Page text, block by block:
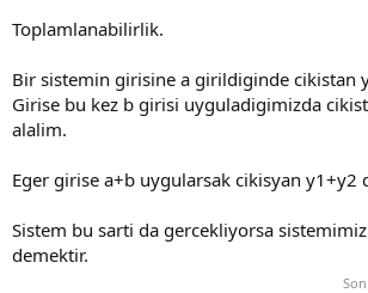
Toplamlanabilirlik.
Bir sistemin girisine a girildiginde cikistan
Girise bu kez b girisi uyguladigimizda
alalim.
Eger girise a+b uygularsak cikisyan y1+y2
Sistem bu sarti da gercekliyorsa
demektir.